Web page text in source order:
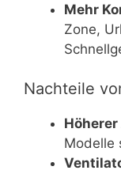
Mehr
Zone,
Nachteile
Modelle